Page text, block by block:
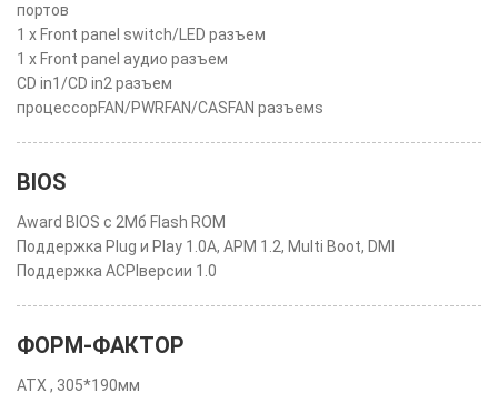
портов
1 x Front panel switch/LED разъем
1 x Front panel аудио разъем
CD in1/CD in2 разъем
процессорFAN/PWRFAN/CASFAN разъемs
BIOS
Award BIOS с 2Мб Flash ROM
Поддержка Plug и Play 1.0A, APM 1.2, Multi Boot, DMI
Поддержка ACPIверсии 1.0
ФОРМ-ФАКТОР
ATX , 305*190мм